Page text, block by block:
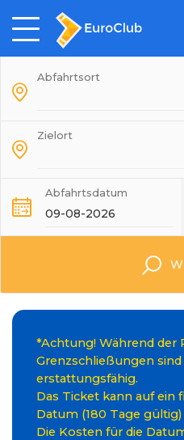
Abfahrtsort
Zielort
Abfahrtsdatum
*Achtung! Während der
Grenzschließungen
erstattungsfähig.
Das Ticket kann auf ein
Datum (180 Tage
Die Kosten für die